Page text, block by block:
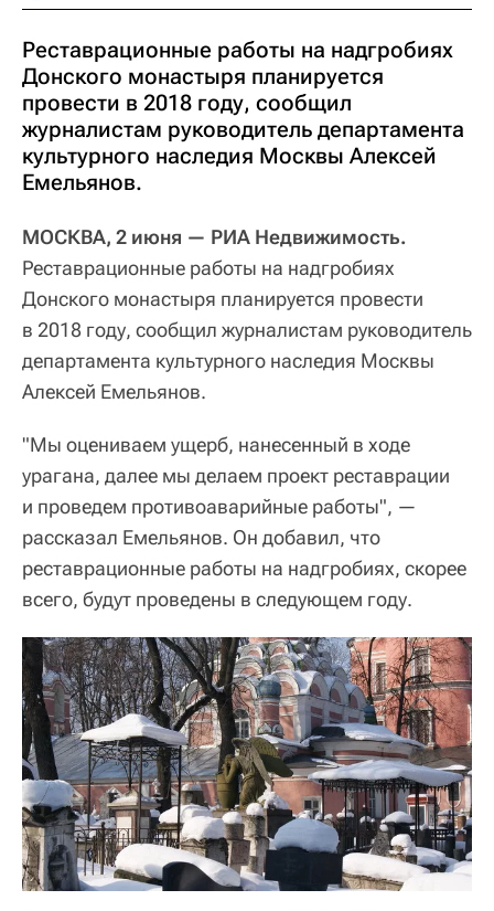
Реставрационные работы на надгробиях
Донского монастыря планируется
провести в 2018 году, сообщил
журналистам руководитель департамента
культурного наследия Москвы Алексей
Емельянов.
МОСКВА, 2 июня — РИА Недвижимость.
Реставрационные работы на надгробиях
Донского монастыря планируется провести
в 2018 году, сообщил журналистам руководитель
департамента культурного наследия Москвы
Алексей Емельянов.
"Мы оцениваем ущерб, нанесенный в ходе
урагана, далее мы делаем проект реставрации
и проведем противоаварийные работы", —
рассказал Емельянов. Он добавил, что
реставрационные работы на надгробиях, скорее
всего, будут проведены в следующем году.